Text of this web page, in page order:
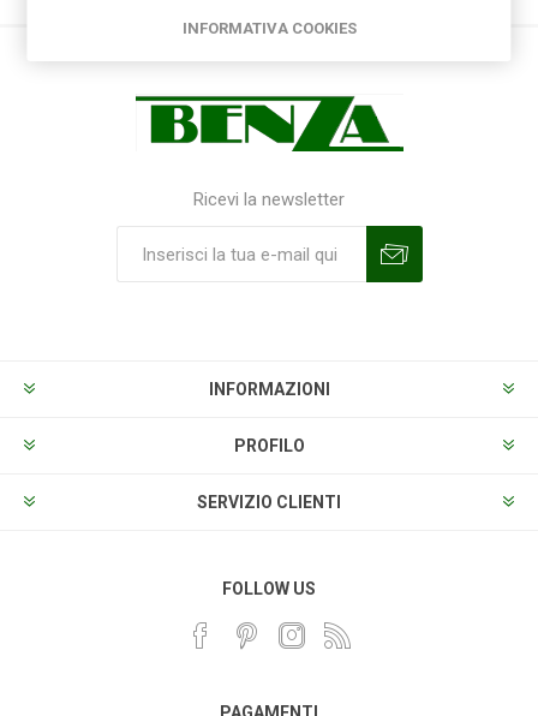
Ricevi la newsletter
INFORMAZIONI
PROFILO
SERVIZIO CLIENTI
FOLLOW US
INFORMATIVA COOKIES